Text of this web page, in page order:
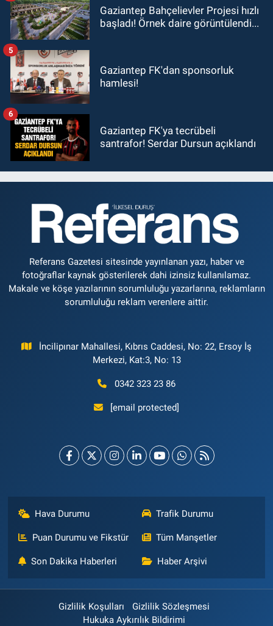
Gaziantep Bahçelievler Projesi hızlı
başladı! Örnek daire görüntülendi...
Gaziantep FK'dan sponsorluk
hamlesi!
5
Gaziantep FK'ya tecrübeli
santrafor! Serdar Dursun açıklandı
6
Referans Gazetesi sitesinde yayınlanan yazı, haber ve
fotoğraflar kaynak gösterilerek dahi izinsiz kullanılamaz.
Makale ve köşe yazılarının sorumluluğu yazarlarına, reklamların
sorumluluğu reklam verenlere aittir.
İncilipınar Mahallesi, Kıbrıs Caddesi, No: 22, Ersoy İş
Merkezi, Kat:3, No: 13
0342 323 23 86
[email protected]
Hava Durumu Trafik Durumu
Puan Durumu ve Fikstür Tüm Manşetler
Son Dakika Haberleri Haber Arşivi
Gizlilik Koşulları
Gizlilik Sözleşmesi
Hukuka Aykırılık Bildirimi